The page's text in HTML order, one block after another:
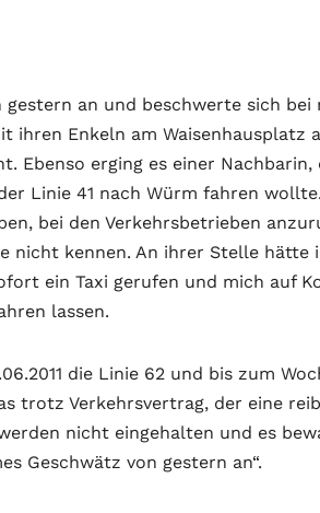
an und beschwerte sich bei
ihren Enkeln am Waisenhausplatz
Ebenso erging es einer Nachbarin,
Linie 41 nach Würm fahren
bei den Verkehrsbetrieben
nicht kennen. An ihrer Stelle hätte
ein Taxi gerufen und mich auf
lassen.
die Linie 62 und bis zum
trotz Verkehrsvertrag, der eine
nicht eingehalten und es
Geschwätz von gestern an“.